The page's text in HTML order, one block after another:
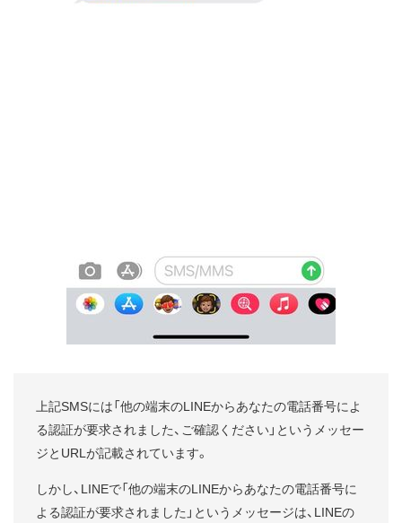
上記SMSには「他の端末のLINEからあなたの電話番号によ
る認証が要求されました、ご確認ください」というメッセー
ジとURLが記載されています。
しかし、LINEで「他の端末のLINEからあなたの電話番号に
よる認証が要求されました」というメッセージは、LINEの